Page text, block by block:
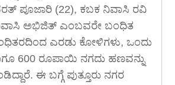
ಪೂಜಾರಿ (22), ಕಬಕ ನಿವಾಸಿ ರವಿ
ನಿವಾಸಿ ಅಭಿಜಿತ್ ಎಂಬವರೇ ಬಂಧಿತ
ಎರಡು ಕೋಳಿಗಳು, ಒಂದು
600 ರೂಪಾಯಿ ನಗದು ಹಣವನ್ನು
ಈ ಬಗ್ಗೆ ಪುತ್ತೂರು ನಗರ